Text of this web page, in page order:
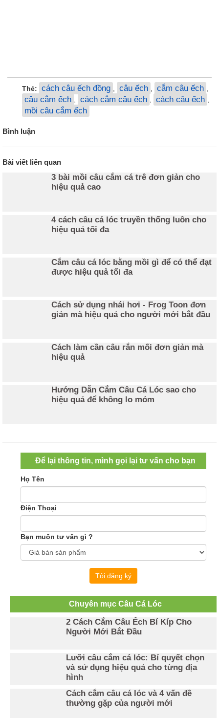
Thẻ: cách câu ếch đồng câu ếch cắm câu ếch
câu cắm ếch cách cắm câu ếch cách câu ếch
mồi câu cắm ếch
Bình luận
Bài viết liên quan
3 bài mồi câu cắm cá trê đơn giản cho
hiệu quả cao
4 cách câu cá lóc truyền thống luôn cho
hiệu quả tối đa
Cắm câu cá lóc bằng mồi gì để có thể đạt
được hiệu quả tối đa
Cách sử dụng nhái hơi - Frog Toon đơn
giản mà hiệu quả cho người mới bắt đầu
Cách làm cần câu rắn mối đơn giản mà
hiệu quả
Hướng Dẫn Cắm Câu Cá Lóc sao cho
hiệu quả để không lo móm
Để lại thông tin, mình gọi lại tư vấn cho bạn
Họ Tên
Điện Thoại
Bạn muốn tư vấn gì ?
Tôi đăng ký
Chuyên mục Câu Cá Lóc
2 Cách Cắm Câu Ếch Bí Kíp Cho
Người Mới Bắt Đầu
Lưỡi câu cắm cá lóc: Bí quyết chọn
và sử dụng hiệu quả cho từng địa
hình
Cách cắm câu cá lóc và 4 vấn đề
thường gặp của người mới